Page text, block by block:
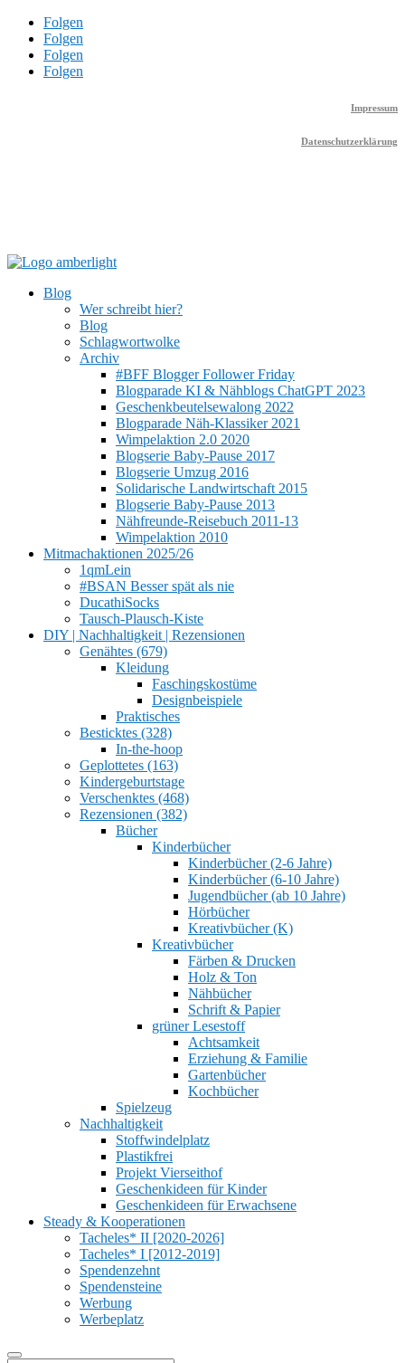
Folgen
Folgen
Folgen
Folgen
Impressum
Datenschutzerklärung
Blog
Wer schreibt hier?
Blog
Schlagwortwolke
Archiv
#BFF Blogger Follower Friday
Blogparade KI & Nähblogs ChatGPT 2023
Geschenkbeutelsewalong 2022
Blogparade Näh-Klassiker 2021
Wimpelaktion 2.0 2020
Blogserie Baby-Pause 2017
Blogserie Umzug 2016
Solidarische Landwirtschaft 2015
Blogserie Baby-Pause 2013
Nähfreunde-Reisebuch 2011-13
Wimpelaktion 2010
Mitmachaktionen 2025/26
1qmLein
#BSAN Besser spät als nie
DucathiSocks
Tausch-Plausch-Kiste
DIY | Nachhaltigkeit | Rezensionen
Genähtes (679)
Kleidung
Faschingskostüme
Designbeispiele
Praktisches
Besticktes (328)
In-the-hoop
Geplottetes (163)
Kindergeburtstage
Verschenktes (468)
Rezensionen (382)
Bücher
Kinderbücher
Kinderbücher (2-6 Jahre)
Kinderbücher (6-10 Jahre)
Jugendbücher (ab 10 Jahre)
Hörbücher
Kreativbücher (K)
Kreativbücher
Färben & Drucken
Holz & Ton
Nähbücher
Schrift & Papier
grüner Lesestoff
Achtsamkeit
Erziehung & Familie
Gartenbücher
Kochbücher
Spielzeug
Nachhaltigkeit
Stoffwindelplatz
Plastikfrei
Projekt Vierseithof
Geschenkideen für Kinder
Geschenkideen für Erwachsene
Steady & Kooperationen
Tacheles* II [2020-2026]
Tacheles* I [2012-2019]
Spendenzehnt
Spendensteine
Werbung
Werbeplatz